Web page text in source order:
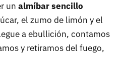
un almíbar sencillo
el zumo de limón y el
a ebullición, contamos
y retiramos del fuego,